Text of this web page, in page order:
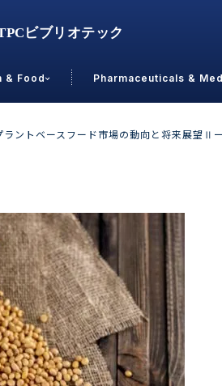
& Food Pharmaceuticals &
ぶ カテゴ
リセット
Health & Food
加工食品
飲料
乳製品
菓子
ＰＢＦ
冷食
業務用
食品添加物
通販
サプリ
美容
シニア
女性・フェム
オーラル
生活習慣
介護
ントベースフード市場の動向と将来展望Ⅱ